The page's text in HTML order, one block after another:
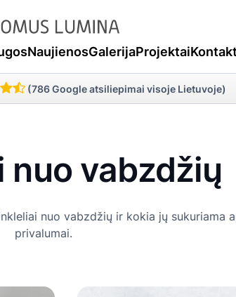
NaujienosGalerijaProjektai
(786 Google atsiliepimai visoje Lietuvoje)
nuo vabzdžių
nuo vabzdžių ir kokia jų sukuriama
privalumai.
–
durims.
Tinkleliai nuo vabzdžių leidžia
mėgautis gaiviu oru namuose
uodų ar musių. Sužinokite,
tinklelį – rėmelį, roletą ar
verta rinktis pagal savo langus
poreikius.